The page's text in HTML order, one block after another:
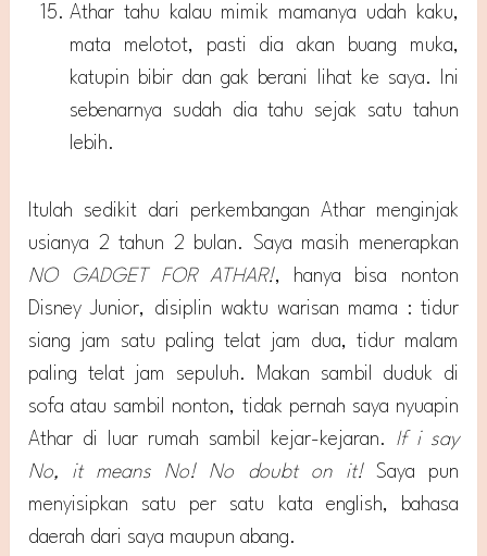
Athar tahu kalau mimik mamanya udah kaku,
mata melotot, pasti dia akan buang muka,
katupin bibir dan gak berani lihat ke saya. Ini
sebenarnya sudah dia tahu sejak satu tahun
lebih.
Itulah sedikit dari perkembangan Athar menginjak
usianya 2 tahun 2 bulan. Saya masih menerapkan
NO GADGET FOR ATHAR!, hanya bisa nonton
Disney Junior, disiplin waktu warisan mama : tidur
siang jam satu paling telat jam dua, tidur malam
paling telat jam sepuluh. Makan sambil duduk di
sofa atau sambil nonton, tidak pernah saya nyuapin
Athar di luar rumah sambil kejar-kejaran. If i say
No, it means No! No doubt on it!Saya pun
menyisipkan satu per satu kata english, bahasa
daerah dari saya maupun abang.